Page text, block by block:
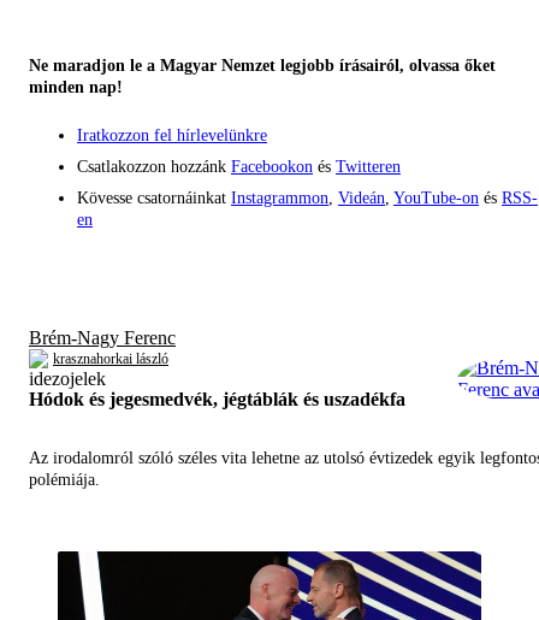
Ne maradjon le a Magyar Nemzet legjobb írásairól, olvassa őket
minden nap!
Iratkozzon fel hírlevelünkre
Csatlakozzon hozzánk Facebookon és Twitteren
Kövesse csatornáinkat Instagrammon, Videán, YouTube-on és RSS-
en
Brém-Nagy Ferenc
krasznahorkai lászló
Hódok és jegesmedvék, jégtáblák és uszadékfa
Az irodalomról szóló széles vita lehetne az utolsó évtizedek egyik
polémiája.